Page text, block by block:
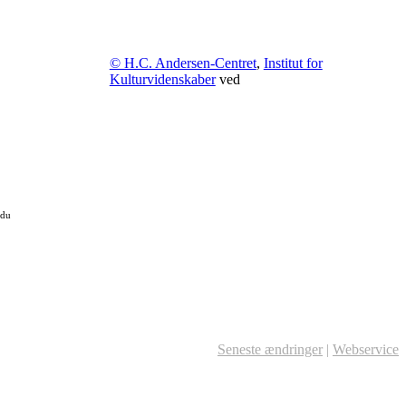
© H.C. Andersen-Centret, Institut for
Kulturvidenskaberved
Seneste ændringer | Webservice